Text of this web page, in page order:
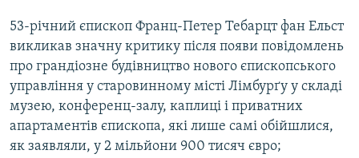
53-річний єпископ Франц-Петер Тебарцт фан Ельст
викликав значну критику після появи повідомлень
про грандіозне будівництво нового єпископського
управління у старовинному місті Лімбурґу у складі
музею, конференц-залу, каплиці і приватних
апартаментів єпископа, які лише самі обійшлися,
як заявляли, у 2 мільйони 900 тисяч євро;